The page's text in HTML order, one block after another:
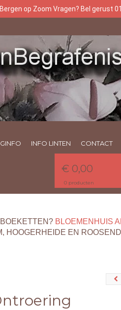
op Zoom Vragen? Bel gerust
INFO LINTEN CONTACT
€ 0,00
0 producten
BLOEMENHUIS
HOOGERHEIDE EN